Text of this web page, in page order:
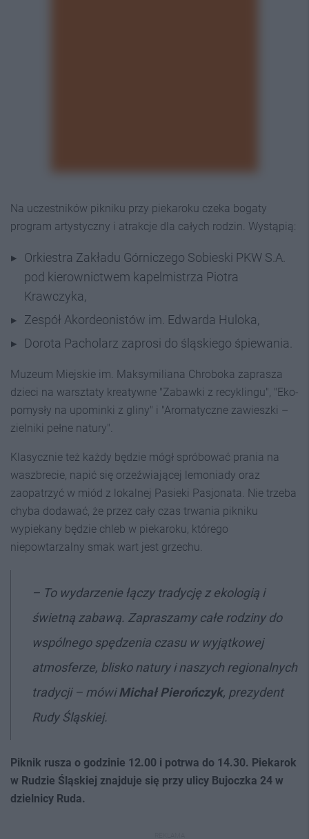
Na uczestników pikniku przy piekaroku czeka bogaty
program artystyczny i atrakcje dla całych rodzin. Wystąpią:
Orkiestra Zakładu Górniczego Sobieski PKW S.A.
pod kierownictwem kapelmistrza Piotra
Krawczyka,
Zespół Akordeonistów im. Edwarda Huloka,
Dorota Pacholarz zaprosi do śląskiego śpiewania.
Muzeum Miejskie im. Maksymiliana Chroboka zaprasza
dzieci na warsztaty kreatywne "Zabawki z recyklingu", "Eko-
pomysły na upominki z gliny" i "Aromatyczne zawieszki –
zielniki pełne natury".
Klasycznie też każdy będzie mógł spróbować prania na
waszbrecie, napić się orzeźwiającej lemoniady oraz
zaopatrzyć w miód z lokalnej Pasieki Pasjonata. Nie trzeba
chyba dodawać, że przez cały czas trwania pikniku
wypiekany będzie chleb w piekaroku, którego
niepowtarzalny smak wart jest grzechu.
– To wydarzenie łączy tradycję z ekologią i
świetną zabawą. Zapraszamy całe rodziny do
wspólnego spędzenia czasu w wyjątkowej
atmosferze, blisko natury i naszych regionalnych
tradycji – mówiMichał Pierończyk, prezydent
Rudy Śląskiej.
Piknik rusza o godzinie 12.00 i potrwa do 14.30. Piekarok
w Rudzie Śląskiej znajduje się przy ulicy Bujoczka 24 w
dzielnicy Ruda.